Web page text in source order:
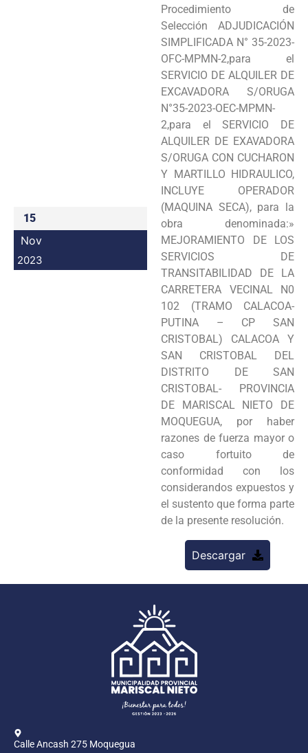
Intranet
15
Nov
2023
Procedimiento de
Selección ADJUDICACIÓN
SIMPLIFICADA N° 35-2023-
OFC-MPMN-2,para el
SERVICIO DE ALQUILER DE
EXCAVADORA S/ORUGA
N°35-2023-OEC-MPMN-
2,para el SERVICIO DE
ALQUILER DE EXAVADORA
S/ORUGA CON CUCHARON
Y MARTILLO HIDRAULICO,
INCLUYE OPERADOR
(MAQUINA SECA), para la
obra denominada:»
MEJORAMIENTO DE LOS
SERVICIOS DE
TRANSITABILIDAD DE LA
CARRETERA VECINAL N0
102 (TRAMO CALACOA-
PUTINA – CP SAN
CRISTOBAL) CALACOA Y
SAN CRISTOBAL DEL
DISTRITO DE SAN
CRISTOBAL- PROVINCIA
DE MARISCAL NIETO DE
MOQUEGUA, por haber
razones de fuerza mayor o
caso fortuito de
conformidad con los
considerandos expuestos y
el sustento que forma parte
de la presente resolución.
Descargar
Calle Ancash 275 Moquegua